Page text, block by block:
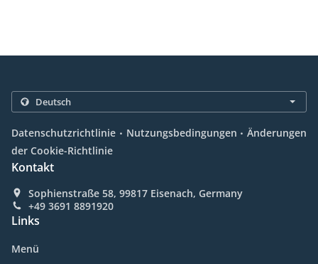
Datenschutzrichtlinie . Nutzungsbedingungen . Änderungen
der Cookie-Richtlinie
Kontakt
Sophienstraße 58, 99817 Eisenach, Germany
+49 3691 8891920
Links
Menü